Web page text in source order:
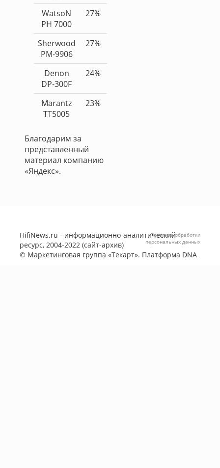
WatsoN
PH 7000
27%
Sherwood
PM-9906
27%
Denon
DP-300F
24%
Marantz
TT5005
23%
Благодарим за
представленный
материал компанию
«Яндекс».
HifiNews.ru - информационно-аналитический
ресурс, 2004-2022 (сайт-архив)
© Маркетинговая группа «Текарт». Платформа DNA
Политика обработки
персональных данных